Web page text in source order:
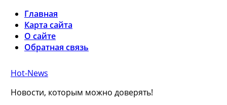
Главная
Карта сайта
О сайте
Обратная связь
Hot-News
Новости, которым можно доверять!